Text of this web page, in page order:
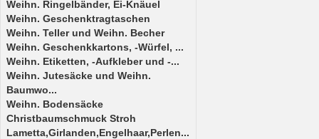
Weihn. Ringelbänder, Ei-Knäuel
Weihn. Geschenktragtaschen
Weihn. Teller und Weihn. Becher
Weihn. Geschenkkartons, -Würfel, ...
Weihn. Etiketten, -Aufkleber und -...
Weihn. Jutesäcke und Weihn.
Baumwo...
Weihn. Bodensäcke
Christbaumschmuck Stroh
Lametta,Girlanden,Engelhaar,Perlen...